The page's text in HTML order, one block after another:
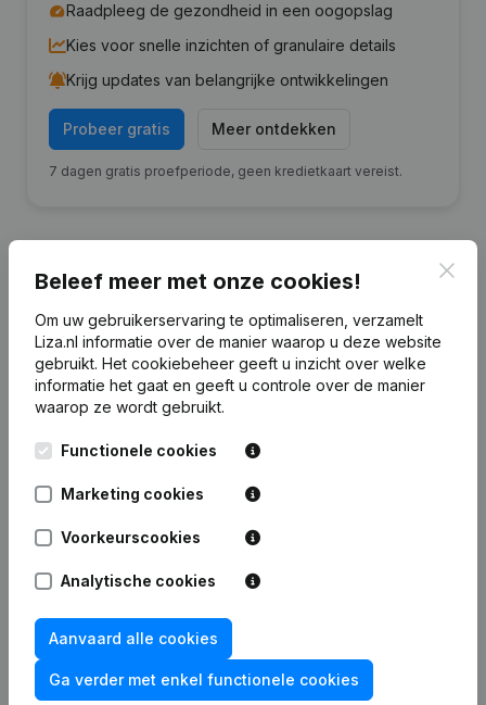
Raadpleeg de gezondheid in een oogopslag
Kies voor snelle inzichten of granulaire details
Krijg updates van belangrijke ontwikkelingen
Probeer gratis Meer ontdekken
7 dagen gratis proefperiode, geen kredietkaart vereist.
Financiële gegevens van Biet
2023 2022 2021 2020
vermogen
€ -34.471 -27.748
Personeel 0
Veelgestelde vragen
Wat is het KVK-nummer van Biet?
Beleef meer met onze cookies!
Om uw gebruikerservaring te optimaliseren, verzamelt
Liza.nl informatie over de manier waarop u deze website
gebruikt. Het cookiebeheer geeft u inzicht over welke
informatie het gaat en geeft u controle over de manier
waarop ze wordt gebruikt.
Functionele cookies
Marketing cookies
Voorkeurscookies
Analytische cookies
Aanvaard alle cookies
Ga verder met enkel functionele cookies